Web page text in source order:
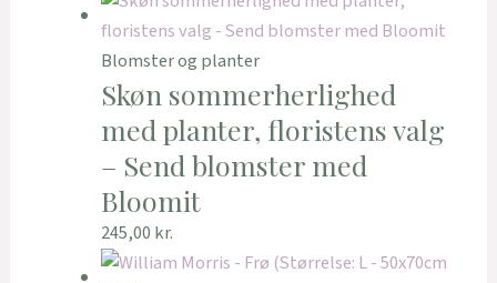
Blomster og planter
Skøn sommerherlighed
med planter, floristens valg
– Send blomster med
Bloomit
245,00 kr.